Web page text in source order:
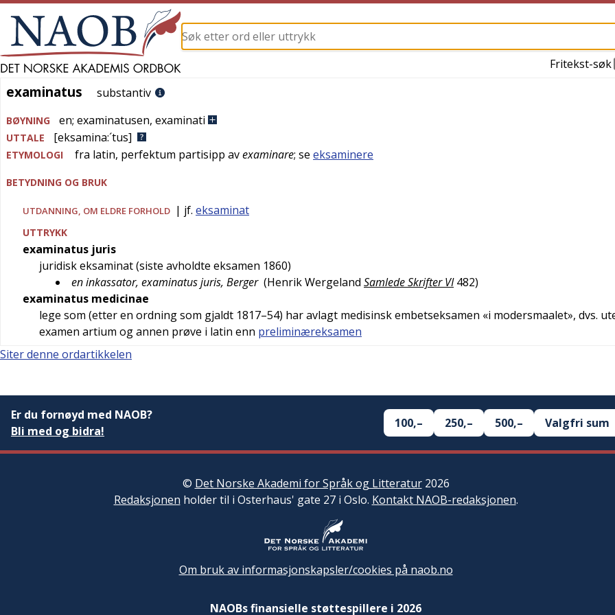
Fritekst-søk
examinatus
examinatus substantiv
BØYNING en; examinatusen, examinati
UTTALE [eksamina:´tus]
ETYMOLOGI fra latin, perfektum partisipp avexaminare; se eksaminere
BETYDNING OG BRUK
UTDANNING , OM ELDRE FORHOLD | jf. eksaminat
UTTRYKK
examinatus juris
juridisk eksaminat (siste avholdte eksamen 1860)
en inkassator, examinatus juris, Berger (Henrik Wergeland Samlede Skrifter VI 482)
examinatus medicinae
lege som (etter en ordning som gjaldt 1817–54) har avlagt medisinsk embetseksamen «i modersmaalet», dvs.
examen artium og annen prøve i latin enn preliminæreksamen
Siter denne ordartikkelen
Er du fornøyd med NAOB?
Bli med og bidra!
100,– 250,– 500,– Valgfri sum
© Det Norske Akademi for Språk og Litteratur2026
Redaksjonen holder til i Osterhaus' gate 27 i Oslo. Kontakt NAOB-redaksjonen.
Om bruk av informasjonskapsler/cookies på naob.no
NAOBs finansielle støttespillere i 2026